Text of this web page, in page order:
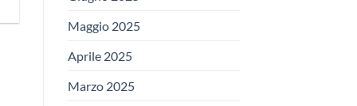
Maggio 2025
Aprile 2025
Marzo 2025